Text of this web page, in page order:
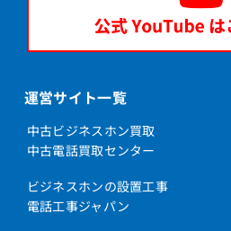
運営サイト一覧
中古ビジネスホン買取
中古電話買取センター
ビジネスホンの設置工事
電話工事ジャパン